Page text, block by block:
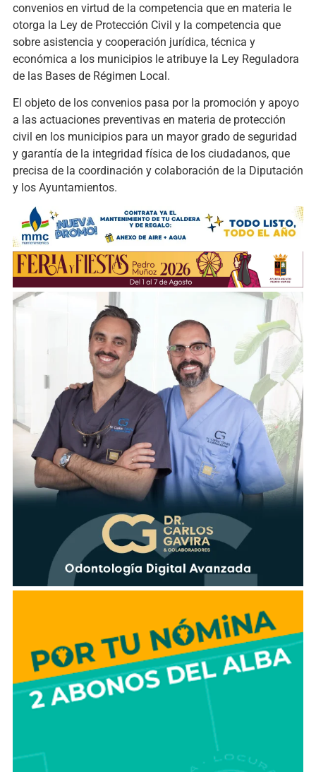
convenios en virtud de la competencia que en materia le
otorga la Ley de Protección Civil y la competencia que
sobre asistencia y cooperación jurídica, técnica y
económica a los municipios le atribuye la Ley Reguladora
de las Bases de Régimen Local.
El objeto de los convenios pasa por la promoción y apoyo
a las actuaciones preventivas en materia de protección
civil en los municipios para un mayor grado de seguridad
y garantía de la integridad física de los ciudadanos, que
precisa de la coordinación y colaboración de la Diputación
y los Ayuntamientos.